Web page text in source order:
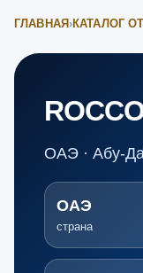
ГЛАВНАЯ ›КАТАЛОГ
ОАЭ · Абу-
ОАЭ
страна